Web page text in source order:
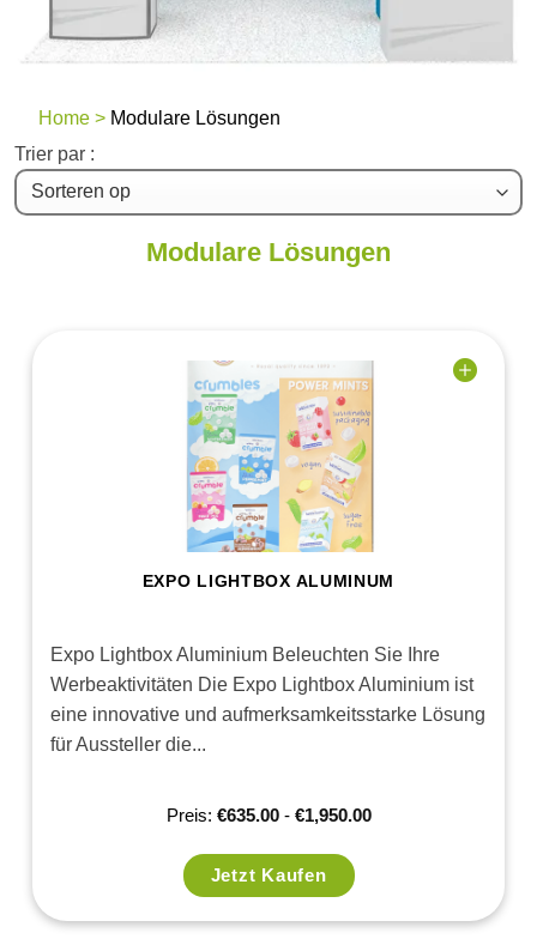
Home > Modulare Lösungen
Trier par :
Modulare Lösungen
EXPO LIGHTBOX ALUMINUM
Expo Lightbox Aluminium Beleuchten Sie Ihre
Werbeaktivitäten Die Expo Lightbox Aluminium ist
eine innovative und aufmerksamkeitsstarke Lösung
für Aussteller die...
Preis: €635.00- €1,950.00
Jetzt Kaufen